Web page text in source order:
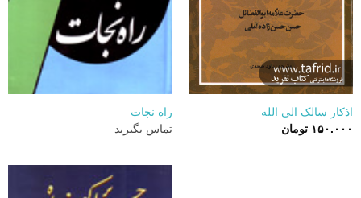
اذکار سالک الی الله
۱۵۰.۰۰۰ تومان
راه نجات
تماس بگیرید